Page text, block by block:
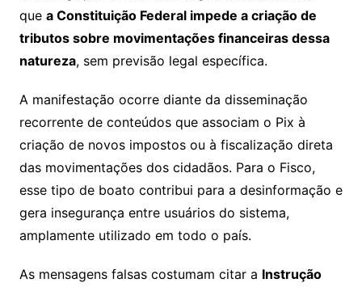
que a Constituição Federal impede a criação de
tributos sobre movimentações financeiras dessa
natureza, sem previsão legal específica.
A manifestação ocorre diante da disseminação
recorrente de conteúdos que associam o Pix à
criação de novos impostos ou à fiscalização direta
das movimentações dos cidadãos. Para o Fisco,
esse tipo de boato contribui para a desinformação e
gera insegurança entre usuários do sistema,
amplamente utilizado em todo o país.
As mensagens falsas costumam citar a Instrução